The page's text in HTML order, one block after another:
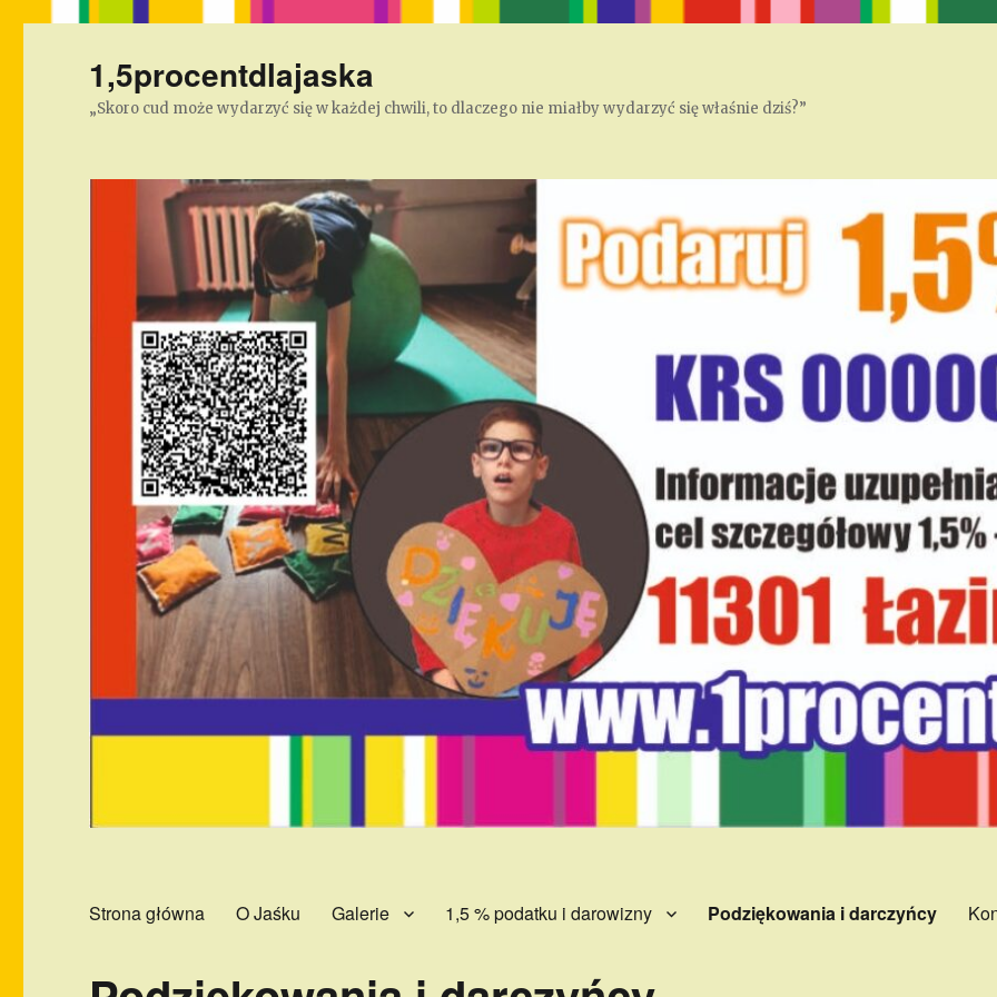
1,5procentdlajaska
„Skoro cud może wydarzyć się w każdej chwili, to dlaczego nie miałby wydarzyć się właśnie dziś?”
Strona główna O Jaśku Galerie 1,5 % podatku i darowizny Podziękowania i darczyńcy